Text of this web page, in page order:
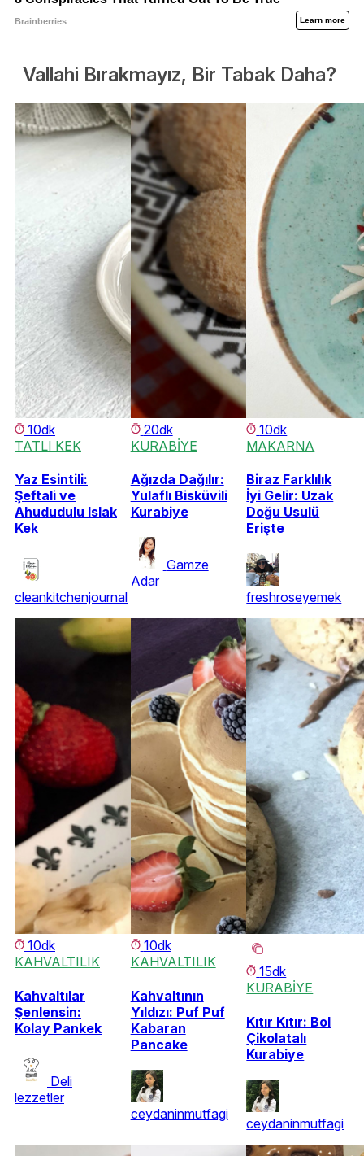
Vallahi Bırakmayız, Bir Tabak Daha?
10dk
TATLI KEK
Yaz Esintili:
Şeftali ve
Ahududulu Islak
Kek
cleankitchenjournal
20dk
KURABİYE
Ağızda Dağılır:
Yulaflı Bisküvili
Kurabiye
Gamze
Adar
10dk
MAKARNA
Biraz Farklılık
İyi Gelir: Uzak
Doğu Usulü
Erişte
freshroseyemek
10dk
KAHVALTILIK
Kahvaltılar
Şenlensin:
Kolay Pankek
Deli
lezzetler
10dk
KAHVALTILIK
Kahvaltının
Yıldızı: Puf Puf
Kabaran
Pancake
ceydaninmutfagi
15dk
KURABİYE
Kıtır Kıtır: Bol
Çikolatalı
Kurabiye
ceydaninmutfagi